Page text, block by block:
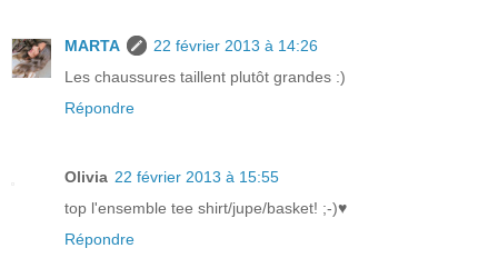
MARTA
22 février 2013 à 14:26
Les chaussures taillent plutôt grandes :)
Répondre
Olivia 22 février 2013 à 15:55
top l'ensemble tee shirt/jupe/basket! ;-)♥
Répondre